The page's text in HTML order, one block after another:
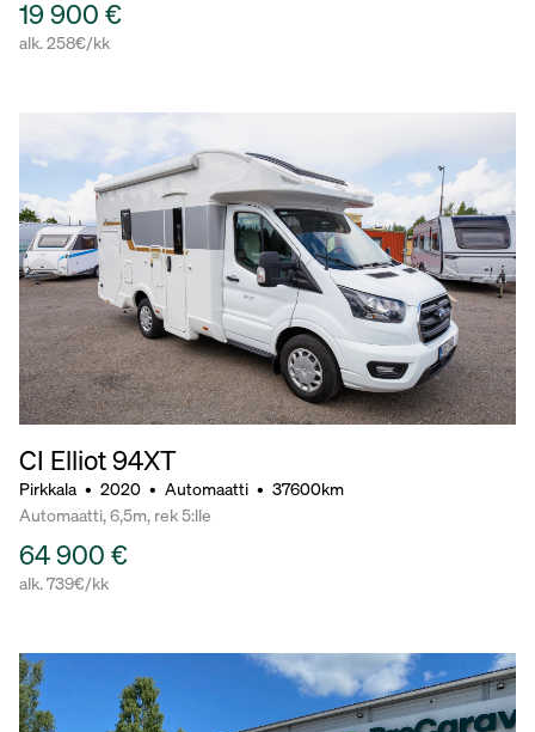
19 900 €
alk. 258€/kk
CI Elliot 94XT
Pirkkala • 2020 • Automaatti • 37600km
Automaatti, 6,5m, rek 5:lle
64 900 €
alk. 739€/kk